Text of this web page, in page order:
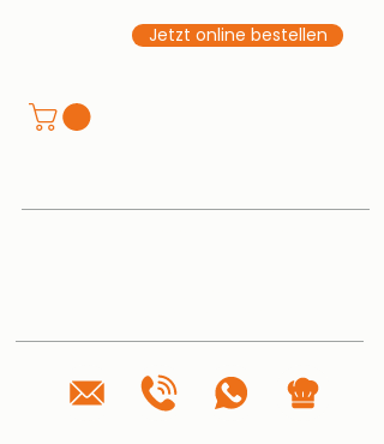
Jetzt online bestellen